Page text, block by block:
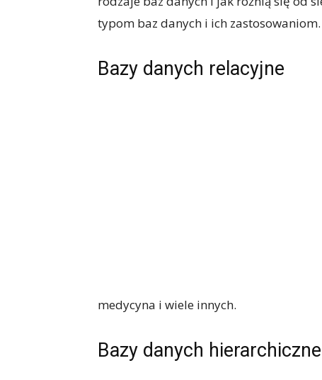
typom baz danych i ich zastosowaniom.
Bazy danych relacyjne
medycyna i wiele innych.
Bazy danych hierarchiczne